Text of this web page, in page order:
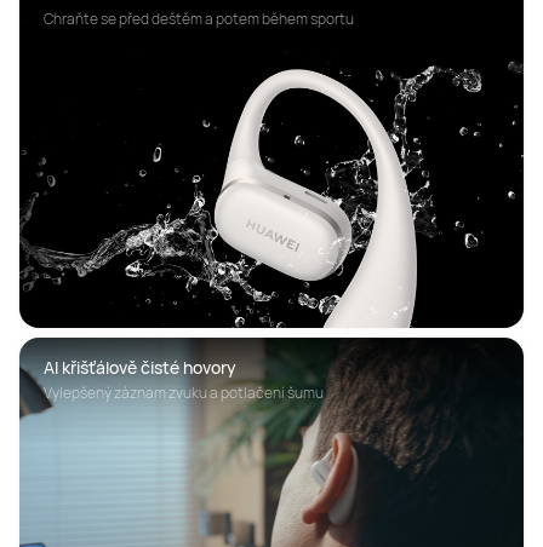
Chraňte se před deštěm a potem během sportu
AI křišťálově čisté hovory
Vylepšený záznam zvuku a potlačení šumu